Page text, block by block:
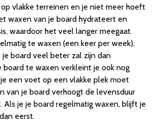
vlakke terreinen en je niet meer hoeft
waxen van je board hydrateert en
waardoor het veel langer meegaat.
te waxen (een keer per week),
je board veel beter zal zijn dan
board te waxen verkleint je ook nog
een voet op een vlakke plek moet
van je board verhoogt de levensduur
Als je je board regelmatig waxen, blijft je
eerst.